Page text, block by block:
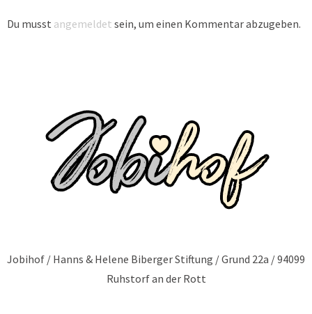
Du musst angemeldet sein, um einen Kommentar abzugeben.
Jobihof / Hanns & Helene Biberger Stiftung / Grund 22a / 94099
Ruhstorf an der Rott